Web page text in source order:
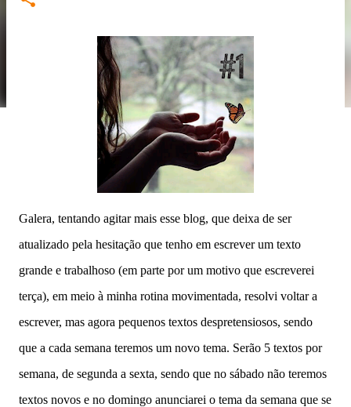
Galera, tentando agitar mais esse blog, que deixa de ser
atualizado pela hesitação que tenho em escrever um texto
grande e trabalhoso (em parte por um motivo que escreverei
terça), em meio à minha rotina movimentada, resolvi voltar a
escrever, mas agora pequenos textos despretensiosos, sendo
que a cada semana teremos um novo tema. Serão 5 textos por
semana, de segunda a sexta, sendo que no sábado não teremos
textos novos e no domingo anunciarei o tema da semana que se